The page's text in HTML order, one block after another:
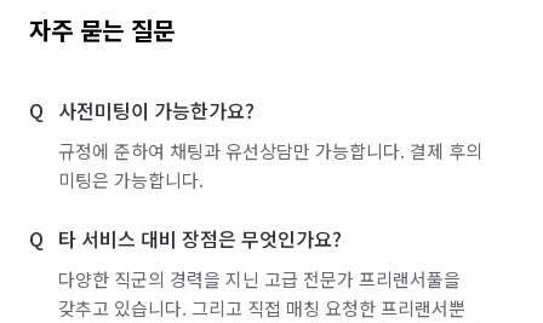
자주 묻는 질문
사전미팅이 가능한가요?
규정에 준하여 채팅과 유선상담만 가능합니다. 결제 후의
미팅은 가능합니다.
타 서비스 대비 장점은 무엇인가요?
다양한 직군의 경력을 지닌 고급 전문가 프리랜서풀을
갖추고 있습니다. 그리고 직접 매칭 요청한 프리랜서뿐